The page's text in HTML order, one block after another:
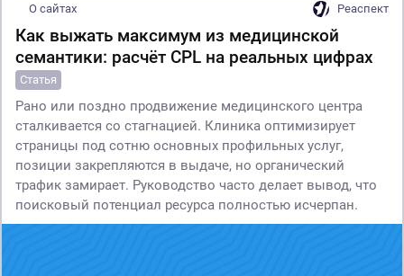
О сайтах Реаспект
Как выжать максимум из медицинской
семантики: расчёт CPL на реальных цифрах
Статья
Рано или поздно продвижение медицинского центра
сталкивается со стагнацией. Клиника оптимизирует
страницы под сотню основных профильных услуг,
позиции закрепляются в выдаче, но органический
трафик замирает. Руководство часто делает вывод, что
поисковый потенциал ресурса полностью исчерпан.